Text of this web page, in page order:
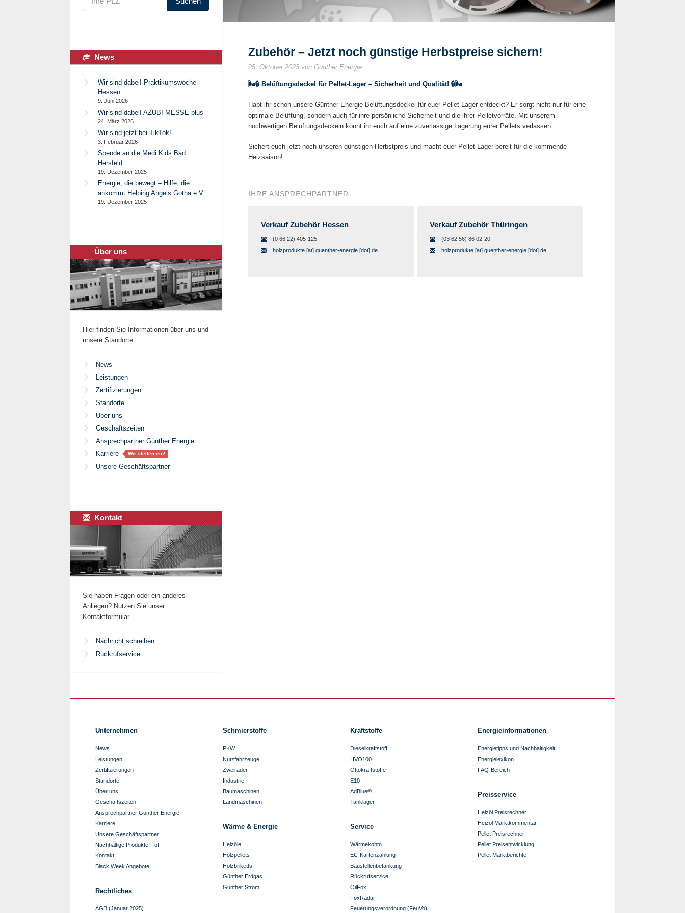
News
Wir sind dabei! Praktikumswoche
Hessen
9. Juni 2026
Wir sind dabei! AZUBI MESSE plus
24. März 2026
Wir sind jetzt bei TikTok!
3. Februar 2026
Spende an die Medi Kids Bad
Hersfeld
19. Dezember 2025
Energie, die bewegt – Hilfe, die
ankommt Helping Angels Gotha e.V.
19. Dezember 2025
Über uns
Hier finden Sie Informationen über uns und
unsere Standorte:
News
Leistungen
Zertifizierungen
Standorte
Über uns
Geschäftszeiten
Ansprechpartner Günther Energie
Karriere
Wir stellen ein!
Unsere Geschäftspartner
Kontakt
Sie haben Fragen oder ein anderes
Anliegen? Nutzen Sie unser
Kontaktformular.
Nachricht schreiben
Rückrufservice
Zubehör – Jetzt noch günstige Herbstpreise sichern!
25. Oktober 2023 von Günther Energie
🌬️🔒 Belüftungsdeckel für Pellet-Lager – Sicherheit und Qualität! 🔒🌬️
Habt ihr schon unsere Günther Energie Belüftungsdeckel für euer Pellet-Lager entdeckt? Er sorgt nicht nur für eine
optimale Belüftung, sondern auch für ihre persönliche Sicherheit und die ihrer Pelletvorräte. Mit unserem
hochwertigen Belüftungsdeckeln könnt ihr euch auf eine zuverlässige Lagerung eurer Pellets verlassen.
Sichert euch jetzt noch unseren günstigen Herbstpreis und macht euer Pellet-Lager bereit für die kommende
Heizsaison!
IHRE ANSPRECHPARTNER
Verkauf Zubehör Hessen
(0 66 22) 405-125
holzprodukte [at] guenther-energie [dot] de
Verkauf Zubehör Thüringen
(03 62 56) 86 02-20
holzprodukte [at] guenther-energie [dot] de
Unternehmen
News
Leistungen
Zertifizierungen
Standorte
Über uns
Geschäftszeiten
Ansprechpartner Günther Energie
Karriere
Unsere Geschäftspartner
Nachhaltige Produkte – off
Kontakt
Black Week Angebote
Rechtliches
AGB (Januar 2025)
Schmierstoffe
PKW
Nutzfahrzeuge
Zweiräder
Industrie
Baumaschinen
Landmaschinen
Wärme & Energie
Heizöle
Holzpellets
Holzbriketts
Günther Erdgas
Günther Strom
Kraftstoffe
Dieselkraftstoff
HVO100
Ottokraftstoffe
E10
AdBlue®
Tanklager
Service
Wärmekonto
EC-Kartenzahlung
Baustellenbetankung
Rückrufservice
OilFox
FoxRadar
Feuerungsverordnung (FeuVo)
Energieinformationen
Energietipps und Nachhaltigkeit
Energielexikon
FAQ-Bereich
Preisservice
Heizöl Preisrechner
Heizöl Marktkommentar
Pellet Preisrechner
Pellet Preisentwicklung
Pellet Marktberichte